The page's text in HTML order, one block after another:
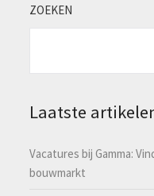
ZOEKEN
Laatste
Vacatures bij Gamma:
bouwmarkt